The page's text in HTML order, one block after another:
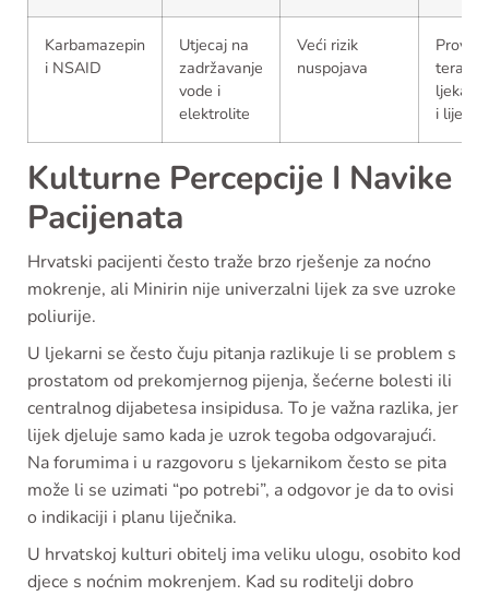
Karbamazepin
i NSAID
Utjecaj na
zadržavanje
vode i
elektrolite
Veći rizik
nuspojava
i
Kulturne Percepcije I Navike
Pacijenata
Hrvatski pacijenti često traže brzo rješenje za noćno
mokrenje, ali Minirin nije univerzalni lijek za sve uzroke
poliurije.
U ljekarni se često čuju pitanja razlikuje li se problem s
prostatom od prekomjernog pijenja, šećerne bolesti ili
centralnog dijabetesa insipidusa. To je važna razlika, jer
lijek djeluje samo kada je uzrok tegoba odgovarajući.
Na forumima i u razgovoru s ljekarnikom često se pita
može li se uzimati “po potrebi”, a odgovor je da to ovisi
o indikaciji i planu liječnika.
U hrvatskoj kulturi obitelj ima veliku ulogu, osobito kod
djece s noćnim mokrenjem. Kad su roditelji dobro